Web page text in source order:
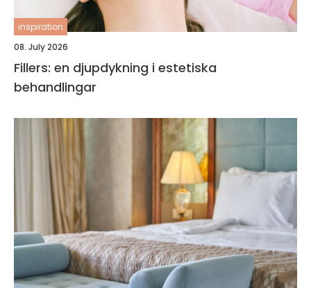
inspiration
08. July 2026
Fillers: en djupdykning i estetiska
behandlingar